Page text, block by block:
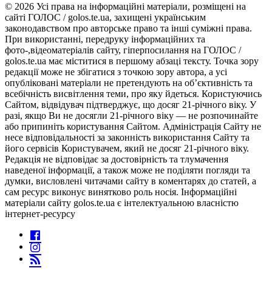
© 2026 Усі права на інформаційні матеріали, розміщені на
сайті ГОЛОС / golos.te.ua, захищені українським
законодавством про авторське право та інші суміжні права.
При використанні, передруку інформаційних та
фото-,відеоматеріалів сайту, гіперпосилання на ГОЛОС /
golos.te.ua має міститися в першому абзаці тексту. Точка зору
редакції може не збігатися з точкою зору автора, а усі
опубліковані матеріали не претендують на об’єктивність та
всебічність висвітлення теми, про яку йдеться. Користуючись
Сайтом, відвідувач підтверджує, що досяг 21-річного віку. У
разі, якщо Ви не досягли 21-річного віку — не розпочинайте
або припиніть користування Сайтом. Адміністрація Сайту не
несе відповідальності за законність використання Сайту та
його сервісів Користувачем, який не досяг 21-річного віку.
Редакція не відповідає за достовірність та тлумачення
наведеної інформації, а також може не поділяти погляди та
думки, висловлені читачами сайту в коментарях до статей, а
сам ресурс виконує винятково роль носія. Інформаційні
матеріали сайту golos.te.ua є інтелектуальною власністю
інтернет-ресурсу